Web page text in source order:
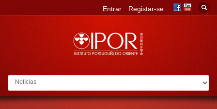
Go to:
Entrar Registar-se